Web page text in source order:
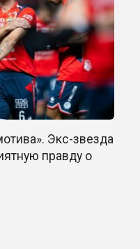
Экс-звезда
правду о